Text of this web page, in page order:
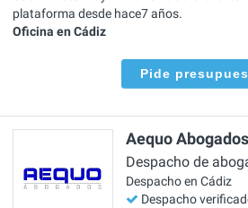
plataforma desde hace7 años.
Oficina en Cádiz
Pide
Aequo Abogados
Despacho de
Despacho en Cádiz
Despacho